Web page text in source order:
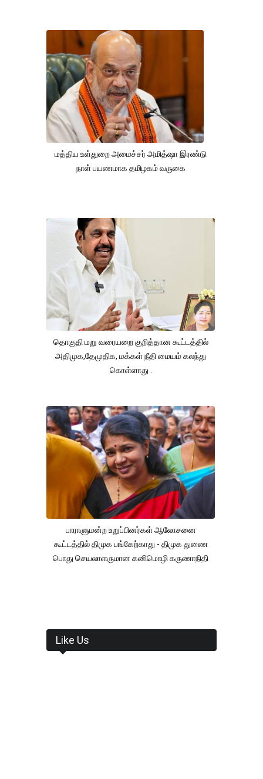
மத்திய உள்துறை அமைச்சர் அமித்ஷா இரண்டு
நாள் பயணமாக தமிழகம் வருகை
தொகுதி மறு வரையறை குறித்தான கூட்டத்தில்
அதிமுக,தேமுதிக, மக்கள் நீதி மையம் கலந்து
கொள்ளாது .
பாராளுமன்ற உறுப்பினர்கள் ஆலோசனை
கூட்டத்தில் திமுக பங்கேற்காது - திமுக துணை
பொது செயலாளருமான கனிமொழி கருணாநிதி
Like Us